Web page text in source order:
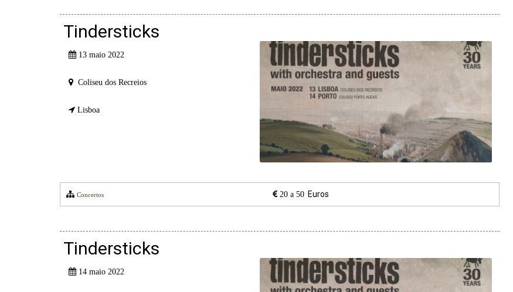
Tindersticks
13 maio 2022
Coliseu dos Recreios
Lisboa
Concertos 20 a 50 Euros
Tindersticks
14 maio 2022